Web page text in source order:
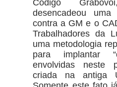
Código
desencadeou
contra a GM e o
Trabalhadores da
uma metodologia
para implantar
envolvidas neste
criada na antiga